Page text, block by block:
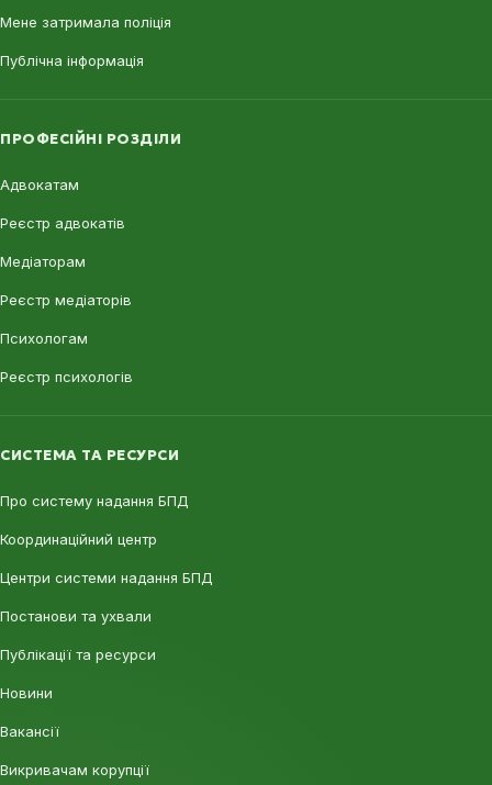
Мене затримала поліція
Публічна інформація
ПРОФЕСІЙНІ РОЗДІЛИ
Адвокатам
Реєстр адвокатів
Медіаторам
Реєстр медіаторів
Психологам
Реєстр психологів
СИСТЕМА ТА РЕСУРСИ
Про систему надання БПД
Координаційний центр
Центри системи надання БПД
Постанови та ухвали
Публікації та ресурси
Новини
Вакансії
Викривачам корупції